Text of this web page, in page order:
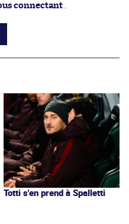
connectant
Totti s'en prend à Spalletti